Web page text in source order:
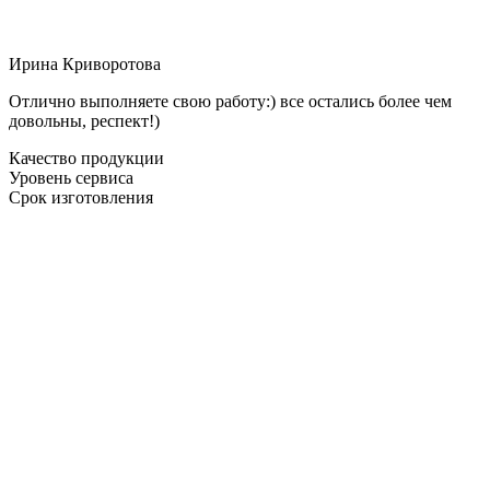
Ирина Криворотова
Отлично выполняете свою работу:) все остались более чем
довольны, респект!)
Качество продукции
Уровень сервиса
Срок изготовления